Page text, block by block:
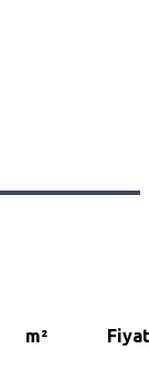
m²
Fiyat